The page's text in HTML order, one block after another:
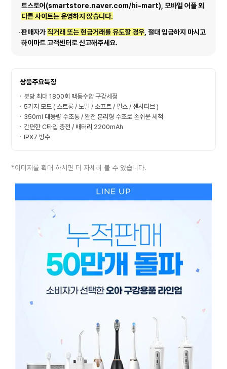
트스토어(smartstore.naver.com/hi-mart), 모바일 어플 외
다른 사이트는 운영하지 않습니다.
판매자가직거래 또는 현금거래를 유도할 경우, 절대 입금하지 마시고
하이마트 고객센터로 신고해주세요.
상품주요특징
분당 최대 1800회 맥동수압 구강세정
5가지 모드 ( 스트롱 / 노멀 / 소프트 / 펄스 / 센시티브 )
350ml 대용량 수조통 / 완전 분리형 수조로 손쉬운 세척
간편한 C타입 충전 / 배터리 2200mAh
IPX7 방수
*이미지를 확대 하시면 더 자세히 볼 수 있습니다.